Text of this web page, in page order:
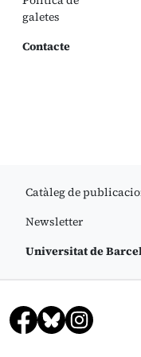
galetes
Contacte
Catàleg de
Newsletter
Universitat de